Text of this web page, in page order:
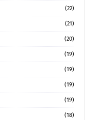
(22)
(21)
(20)
(19)
(19)
(19)
(19)
(18)